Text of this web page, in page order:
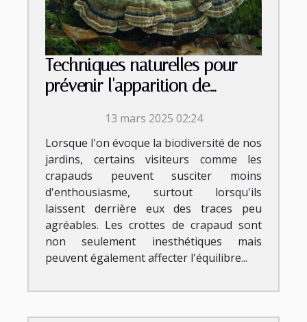
Techniques naturelles pour
prévenir l'apparition de
13 mars 2025 02:24
Lorsque l'on évoque la biodiversité de nos
jardins, certains visiteurs comme les
crapauds peuvent susciter moins
d'enthousiasme, surtout lorsqu'ils
laissent derrière eux des traces peu
agréables. Les crottes de crapaud sont
non seulement inesthétiques mais
peuvent également affecter l'équilibre...